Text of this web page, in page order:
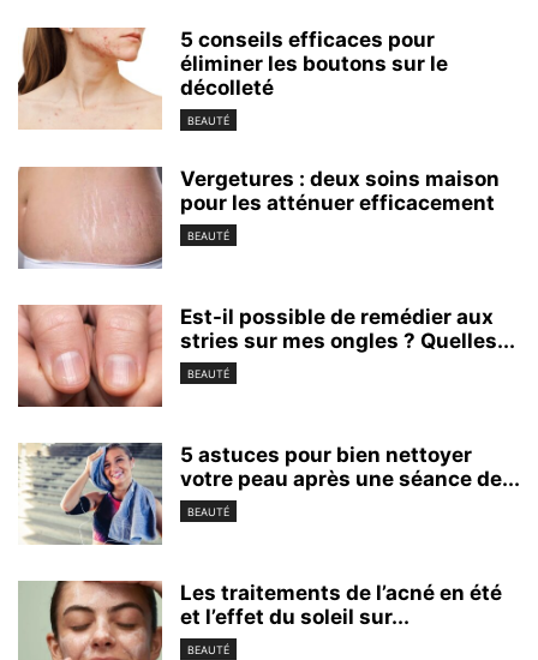
5 conseils efficaces pour
éliminer les boutons sur le
décolleté
BEAUTÉ
Vergetures : deux soins maison
pour les atténuer efficacement
BEAUTÉ
Est-il possible de remédier aux
stries sur mes ongles ? Quelles...
BEAUTÉ
5 astuces pour bien nettoyer
votre peau après une séance de...
BEAUTÉ
Les traitements de l’acné en été
et l’effet du soleil sur...
BEAUTÉ